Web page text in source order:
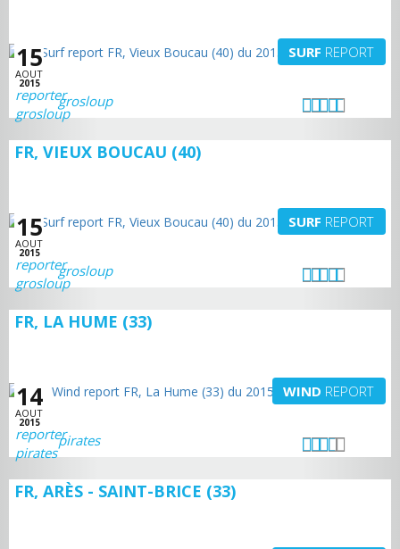
15
AOUT
2015
SURF REPORT
grosloup
FR, VIEUX BOUCAU (40)
15
AOUT
2015
SURF REPORT
grosloup
FR, LA HUME (33)
14
AOUT
2015
WIND REPORT
pirates
FR, ARÈS - SAINT-BRICE (33)